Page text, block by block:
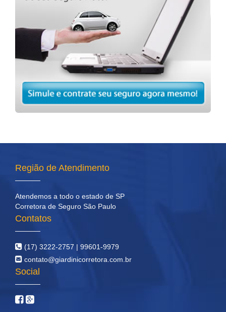
Região de Atendimento
Atendemos a todo o estado de SP
Corretora de Seguro São Paulo
Contatos
(17) 3222-2757 | 99601-9979
contato@giardinicorretora.com.br
Social